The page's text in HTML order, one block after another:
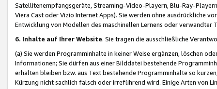
Satellitenempfangsgeräte, Streaming-Video-Playern, Blu-Ray-
Viera Cast oder Vizio Internet Apps). Sie werden ohne ausdrückliche
Entwicklung von Modellen des maschinellen Lernens oder
6. Inhalte auf Ihrer Website. Sie tragen die ausschließliche
(a) Sie werden Programminhalte in keiner Weise ergänzen, löschen
Informationen; Sie dürfen aus einer Bilddatei bestehende
erhalten bleiben bzw. aus Text bestehende Programminhalte so
Kürzung nicht sachlich falsch oder irreführend wird. Einige Arten von